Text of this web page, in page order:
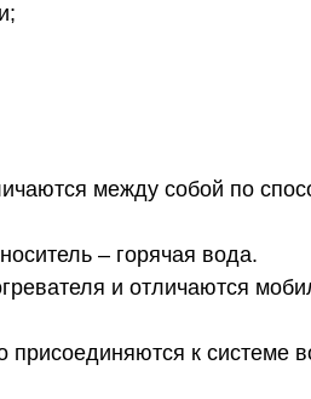
между собой по
– горячая вода.
и отличаются
к системе